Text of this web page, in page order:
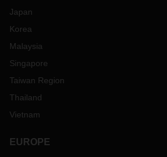
Japan
Korea
Malaysia
Singapore
Taiwan Region
Thailand
Vietnam
EUROPE